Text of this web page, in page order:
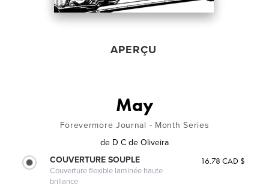
APERÇU
May
Forevermore Journal - Month Series
de D C de Oliveira
COUVERTURE SOUPLE
Couverture flexible laminée haute
brillance
16.78 CAD $